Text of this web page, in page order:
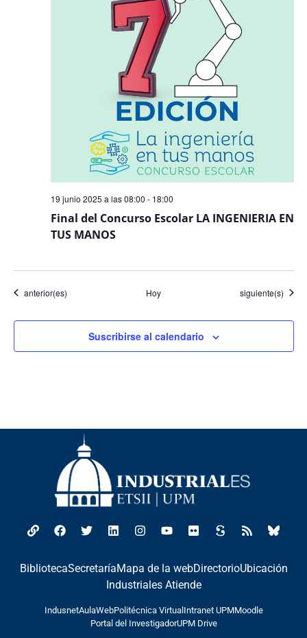
Final del Concurso Escolar LA INGENIERIA EN
TUS MANOS
19 junio 2025 a las 08:00 - 18:00
Eventos
anterior(es) Hoy Eventos
siguiente(s)
Suscribirse al calendario
BibliotecaSecretaríaMapa de la webDirectorioUbicación
Industriales Atiende
IndusnetAulaWebPolitécnica Virtual Intranet UPMMoodle
Portal del InvestigadorUPM Drive